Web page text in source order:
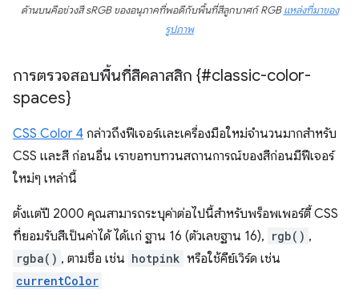
ด้านบนคือช่วงสี sRGB ของอนุภาคที่พอดีกับพื้นที่สีลูกบาศก์ RGBแหล่งที่มาของ
รูปภาพ
การตรวจสอบพื้นที่สีคลาสสิก {#classic-color-
spaces}
CSS Color 4 กล่าวถึงฟีเจอร์และเครื่องมือใหม่จำนวนมากสำหรับ
CSS และสี ก่อนอื่น เราขอทบทวนสถานการณ์ของสีก่อนมีฟีเจอร์
ใหม่ๆ เหล่านี้
ตั้งแต่ปี 2000 คุณสามารถระบุค่าต่อไปนี้สำหรับพร็อพเพอร์ตี้ CSS
ที่ยอมรับสีเป็นค่าได้ ได้แก่ ฐาน 16 (ตัวเลขฐาน 16), rgb() ,
rgba() , ตามชื่อ เช่น hotpink หรือใช้คีย์เวิร์ด เช่น
currentColor